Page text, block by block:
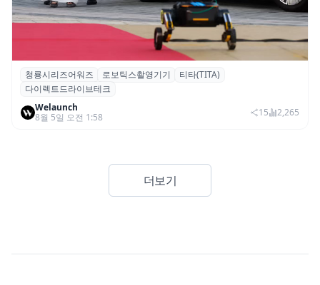
청룡시리즈어워즈 레드카펫에 등장한 바퀴
형 이족 보행 로봇 ‘티타(TITA)’
청룡시리즈어워즈 로보틱스촬영기기
티타(TITA)
다이렉트드라이브테크
Welaunch
8월 5일 오전 1:58
15 2,265
더보기